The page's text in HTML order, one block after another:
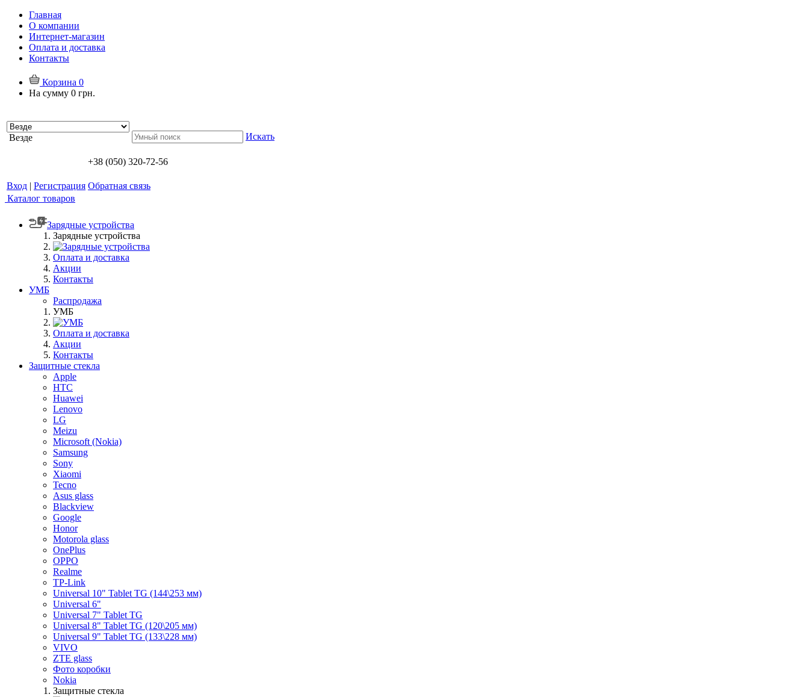
Главная
О компании
Интернет-магазин
Оплата и доставка
Контакты
Корзина 0
На сумму 0 грн.
Везде Искать
+38 (050) 320-72-56
Вход | Регистрация Обратная связь
Каталог товаров
Зарядные устройства
Зарядные устройства
Оплата и доставка
Акции
Контакты
УМБ
Распродажа
УМБ
Оплата и доставка
Акции
Контакты
Защитные стекла
Apple
HTC
Huawei
Lenovo
LG
Meizu
Microsoft (Nokia)
Samsung
Sony
Xiaomi
Tecno
Asus glass
Blackview
Google
Honor
Motorola glass
OnePlus
OPPO
Realme
TP-Link
Universal 10" Tablet TG (144\253 мм)
Universal 6"
Universal 7" Tablet TG
Universal 8" Tablet TG (120\205 мм)
Universal 9" Tablet TG (133\228 мм)
VIVO
ZTE glass
Фото коробки
Nokia
Защитные стекла